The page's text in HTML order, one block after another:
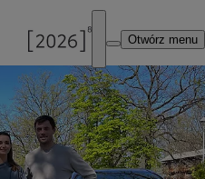
Otwórz menu